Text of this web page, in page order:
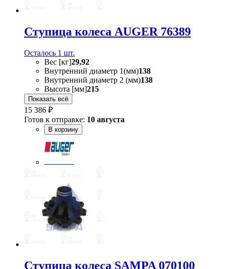
Ступица колеса AUGER 76389
Осталось 1 шт.
Вес [кг]29,92
Внутренний диаметр 1(мм)138
Внутренний диаметр 2 (мм)138
Высота [мм]215
Показать всё
15 386 ₽
Готов к отправке: 10 августа
В корзину
Ступица колеса SAMPA 070100